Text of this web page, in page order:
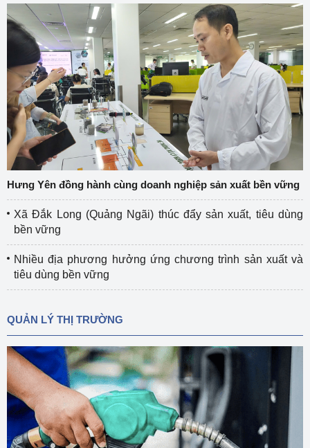
Hưng Yên đồng hành cùng doanh nghiệp sản xuất bền vững
Xã Đắk Long (Quảng Ngãi) thúc đẩy sản xuất, tiêu dùng
bền vững
Nhiều địa phương hưởng ứng chương trình sản xuất và
tiêu dùng bền vững
QUẢN LÝ THỊ TRƯỜNG